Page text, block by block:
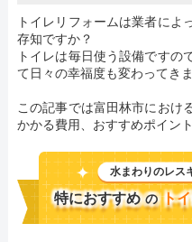
トイレリフォームは業者によ
存知ですか？
トイレは毎日使う設備ですの
て日々の幸福度も変わってきま
この記事では富田林市におけ
かかる費用、おすすめポイン
水まわりのレス
特におすすめ の ト